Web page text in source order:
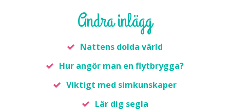
Andra inlägg
Nattens dolda värld
Hur angör man en flytbrygga?
Viktigt med simkunskaper
Lär dig segla